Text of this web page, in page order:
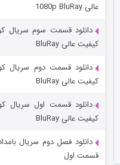
مردگان متحرک: شهر مرده
عالی 1080p BluRay
دانلود قسمت سوم سریال
کیفیت عالی BluRay
دانلود قسمت دوم سریال
کیفیت عالی BluRay
دانلود قسمت اول سریال
کیفیت عالی BluRay
دانلود فصل دوم سریال
قسمت اول